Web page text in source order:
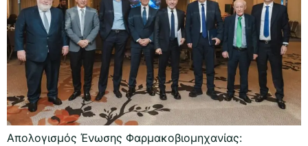
Απολογισμός Ένωσης Φαρμακοβιομηχανίας: